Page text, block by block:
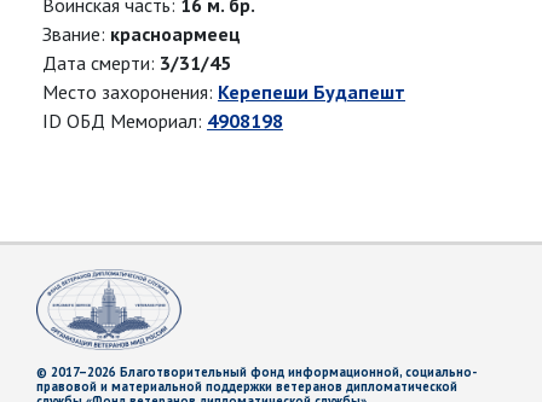
Воинская часть: 16 м. бр.
Звание: красноармеец
Дата смерти: 3/31/45
Место захоронения: Керепеши Будапешт
ID ОБД Мемориал: 4908198
© 2017–2026 Благотворительный фонд информационной, социально-
правовой и материальной поддержки ветеранов дипломатической